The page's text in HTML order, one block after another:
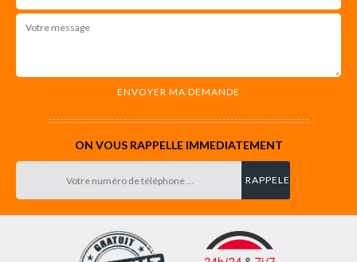
ON VOUS RAPPELLE IMMEDIATEMENT